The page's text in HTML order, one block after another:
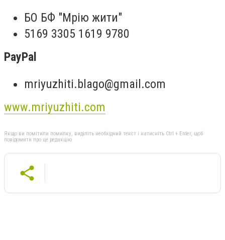
БО БФ "Мрію жити"
5169 3305 1619 9780
PayPal
mriyuzhiti.blago@gmail.com
www.mriyuzhiti.com
Якщо ви помітили помилку, виділіть необхідний текст і натисніть Ctrl + Enter, щоб
повідомити про це редакцію